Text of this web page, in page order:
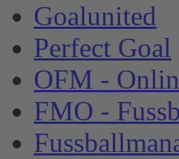
Goalunited
Perfect Goal
OFM -
FMO -